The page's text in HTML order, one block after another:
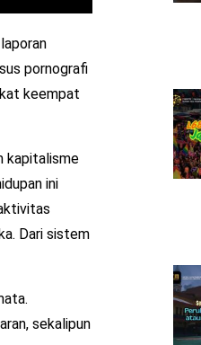
pornografi
keempat
kapitalisme
ini
Dari sistem
sekalipun